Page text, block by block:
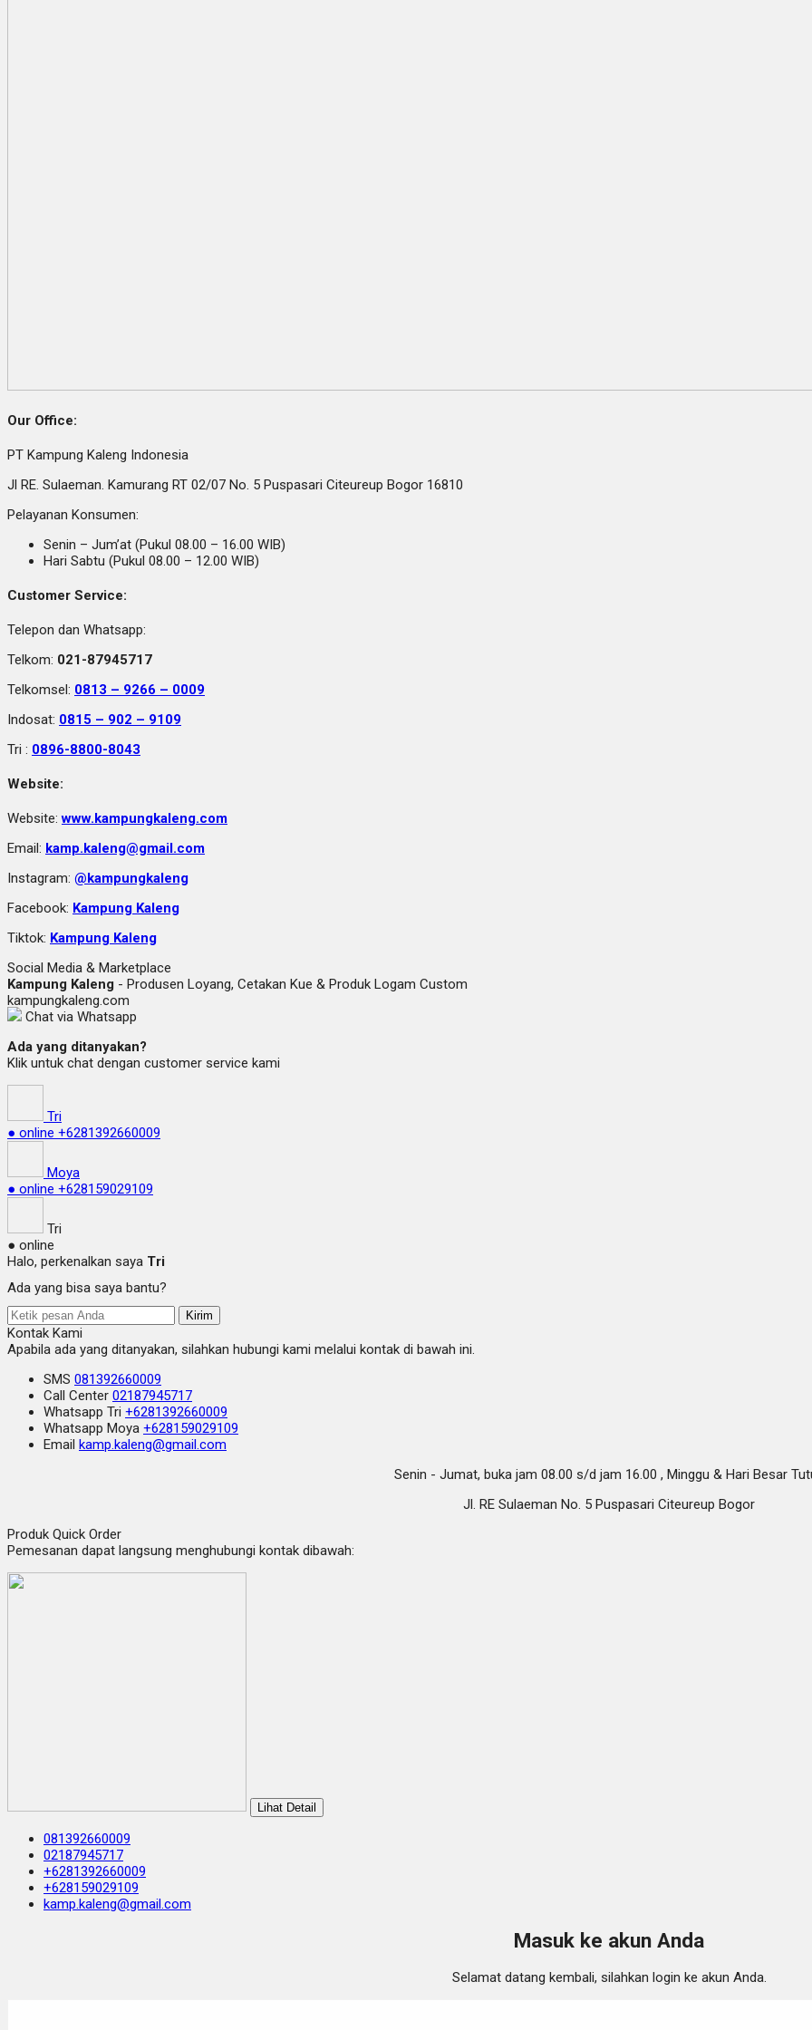
Our Office:
PT Kampung Kaleng Indonesia
Jl RE. Sulaeman. Kamurang RT 02/07 No. 5 Puspasari Citeureup Bogor 16810
Pelayanan Konsumen:
Senin – Jum’at (Pukul 08.00 – 16.00 WIB)
Hari Sabtu (Pukul 08.00 – 12.00 WIB)
Customer Service:
Telepon dan Whatsapp:
Telkom: 021-87945717
Telkomsel: 0813 – 9266 – 0009
Indosat: 0815 – 902 – 9109
Tri : 0896-8800-8043
Website:
Website:www.kampungkaleng.com
Email: kamp.kaleng@gmail.com
Instagram: @kampungkaleng
Facebook: Kampung Kaleng
Tiktok: Kampung Kaleng
Social Media & Marketplace
Kampung Kaleng - Produsen Loyang, Cetakan Kue & Produk Logam Custom
kampungkaleng.com
Chat via Whatsapp
Ada yang ditanyakan?
Klik untuk chat dengan customer service kami
Tri
● online +6281392660009
Moya
● online +628159029109
Tri
● online
Halo, perkenalkan saya Tri
Ada yang bisa saya bantu?
Kirim
Kontak Kami
Apabila ada yang ditanyakan, silahkan hubungi kami melalui kontak di bawah ini.
SMS 081392660009
Call Center 02187945717
Whatsapp Tri +6281392660009
Whatsapp Moya +628159029109
Email kamp.kaleng@gmail.com
Senin - Jumat, buka jam 08.00 s/d jam 16.00 , Minggu & Hari Besar
Jl. RE Sulaeman No. 5 Puspasari Citeureup Bogor
Produk Quick Order
Pemesanan dapat langsung menghubungi kontak dibawah:
Lihat Detail
081392660009
02187945717
+6281392660009
+628159029109
kamp.kaleng@gmail.com
Masuk ke akun Anda
Selamat datang kembali, silahkan login ke akun Anda.